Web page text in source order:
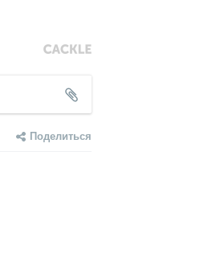
Поделиться